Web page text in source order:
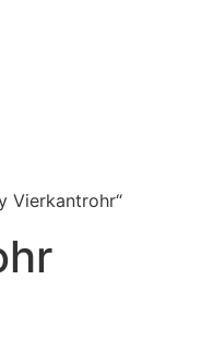
Vierkantrohr“